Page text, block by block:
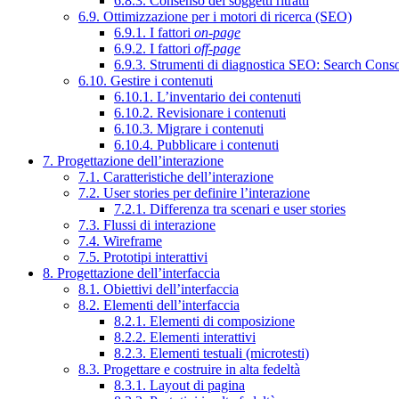
6.9. Ottimizzazione per i motori di ricerca (SEO)
6.9.1. I fattori on-page
6.9.2. I fattori off-page
6.9.3. Strumenti di diagnostica SEO: Search
6.10. Gestire i contenuti
6.10.1. L’inventario dei contenuti
6.10.2. Revisionare i contenuti
6.10.3. Migrare i contenuti
6.10.4. Pubblicare i contenuti
7. Progettazione dell’interazione
7.1. Caratteristiche dell’interazione
7.2. User stories per definire l’interazione
7.2.1. Differenza tra scenari e user stories
7.3. Flussi di interazione
7.4. Wireframe
7.5. Prototipi interattivi
8. Progettazione dell’interfaccia
8.1. Obiettivi dell’interfaccia
8.2. Elementi dell’interfaccia
8.2.1. Elementi di composizione
8.2.2. Elementi interattivi
8.2.3. Elementi testuali (microtesti)
8.3. Progettare e costruire in alta fedeltà
8.3.1. Layout di pagina